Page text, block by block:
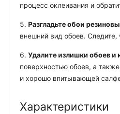
процесс оклеивания и
5. Разгладьте обои
внешний вид обоев.
6. Удалите излишки обоев и
поверхностью обоев, а
и хорошо впитывающей
Характеристики